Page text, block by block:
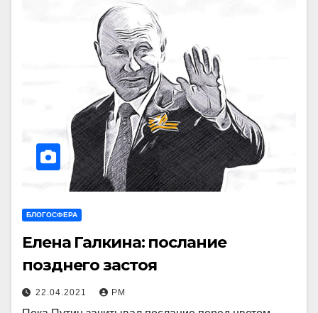
БЛОГОСФЕРА
Елена Галкина: послание
позднего застоя
22.04.2021 РМ